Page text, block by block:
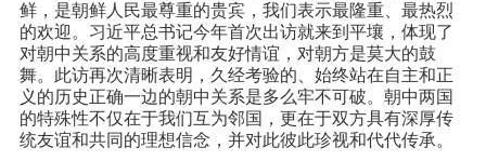
鲜，是朝鲜人民最尊重的贵宾，我们表示最隆重、最热烈
的欢迎。习近平总书记今年首次出访就来到平壤，体现了
对朝中关系的高度重视和友好情谊，对朝方是莫大的鼓
舞。此访再次清晰表明，久经考验的、始终站在自主和正
义的历史正确一边的朝中关系是多么牢不可破。朝中两国
的特殊性不仅在于我们互为邻国，更在于双方具有深厚传
统友谊和共同的理想信念，并对此彼此珍视和代代传承。